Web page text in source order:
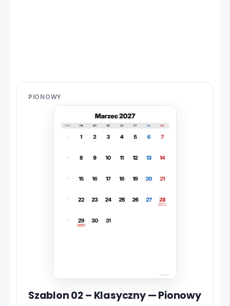
PIONOWY
Szablon 02 – Klasyczny — Pionowy